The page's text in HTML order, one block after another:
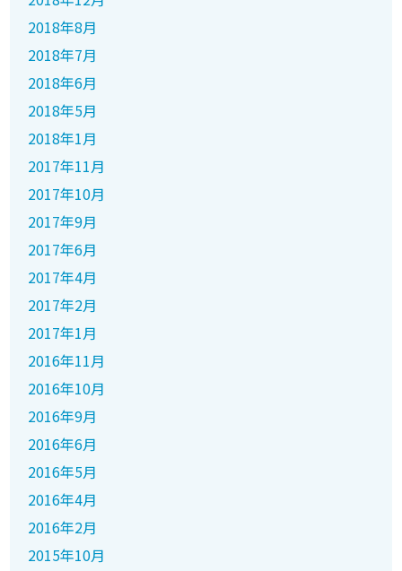
2018年8月
2018年7月
2018年6月
2018年5月
2018年1月
2017年11月
2017年10月
2017年9月
2017年6月
2017年4月
2017年2月
2017年1月
2016年11月
2016年10月
2016年9月
2016年6月
2016年5月
2016年4月
2016年2月
2015年10月